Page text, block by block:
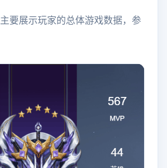
主要展示玩家的总体游戏数据，参